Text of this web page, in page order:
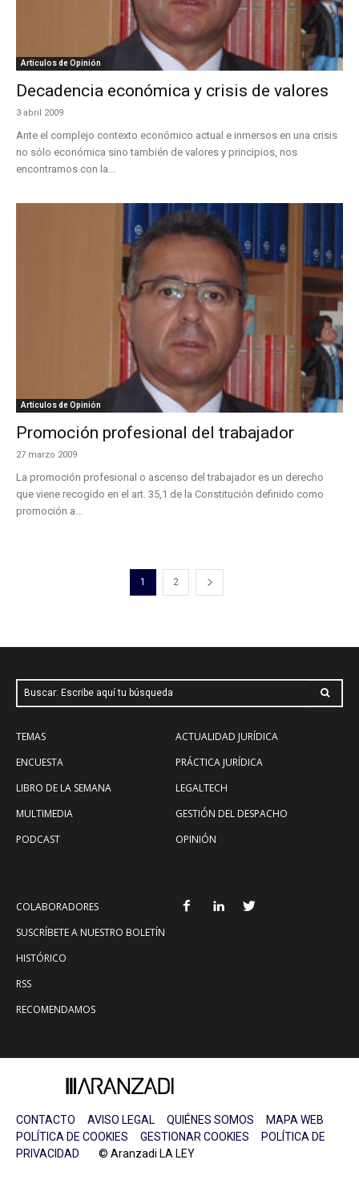
Artículos de Opinión
Decadencia económica y crisis de valores
3 abril 2009
Ante el complejo contexto económico actual e inmersos en una crisis
no sólo económica sino también de valores y principios, nos
encontramos con la...
Artículos de Opinión
Promoción profesional del trabajador
27 marzo 2009
La promoción profesional o ascenso del trabajador es un derecho
que viene recogido en el art. 35,1 de la Constitución definido como
promoción a...
1 2
Buscar: Escribe aquí tu búsqueda
TEMAS
ENCUESTA
LIBRO DE LA SEMANA
MULTIMEDIA
PODCAST
ACTUALIDAD JURÍDICA
PRÁCTICA JURÍDICA
LEGALTECH
GESTIÓN DEL DESPACHO
OPINIÓN
COLABORADORES
SUSCRÍBETE A NUESTRO BOLETÍN
HISTÓRICO
RSS
RECOMENDAMOS
CONTACTO AVISO LEGAL QUIÉNES SOMOS
MAPA WEB
POLÍTICA DE COOKIES
GESTIONAR COOKIES
POLÍTICA DE
PRIVACIDAD © Aranzadi LA LEY